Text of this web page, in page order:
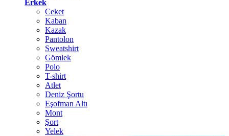
Erkek
Ceket
Kaban
Kazak
Pantolon
Sweatshirt
Gömlek
Polo
T-shirt
Atlet
Deniz Şortu
Eşofman Altı
Mont
Şort
Yelek